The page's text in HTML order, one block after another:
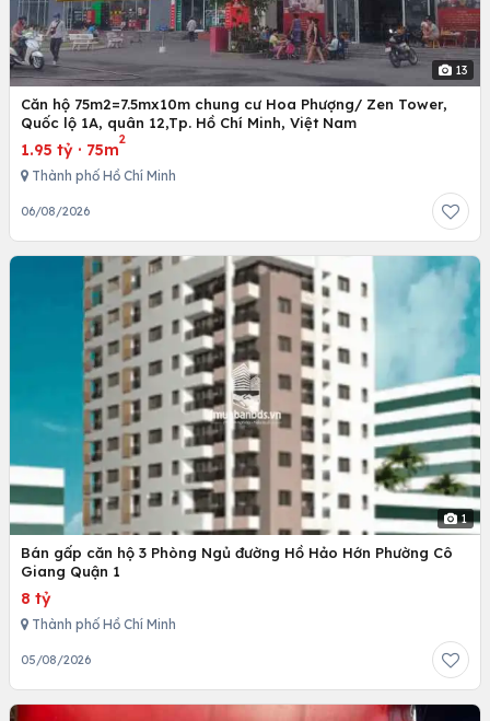
13
Căn hộ 75m2=7.5mx10m chung cư Hoa Phượng/ Zen Tower,
Quốc lộ 1A, quân 12,Tp. Hồ Chí Minh, Việt Nam
1.95 tỷ · 75m
2
Thành phố Hồ Chí Minh
06/08/2026
1
Bán gấp căn hộ 3 Phòng Ngủ đường Hồ Hảo Hớn Phường Cô
Giang Quận 1
8 tỷ
Thành phố Hồ Chí Minh
05/08/2026